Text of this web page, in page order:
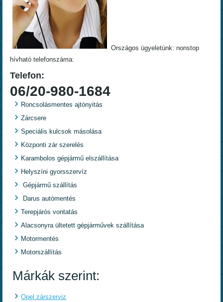
Országos ügyeletünk: nonstop
hívható telefonszáma:
Telefon:
06/20-980-1684
Roncsolásmentes ajtónyitás
Zárcsere
Speciális kulcsok másolása
Központi zár szerelés
Karambolos gépjármű elszállítása
Helyszíni gyorsszervíz
Gépjármű szállítás
Darus autómentés
Terepjárós vontatás
Alacsonyra ültetett gépjárművek szállítása
Motormentés
Motorszállítás
Márkák szerint:
Opel zárszerviz